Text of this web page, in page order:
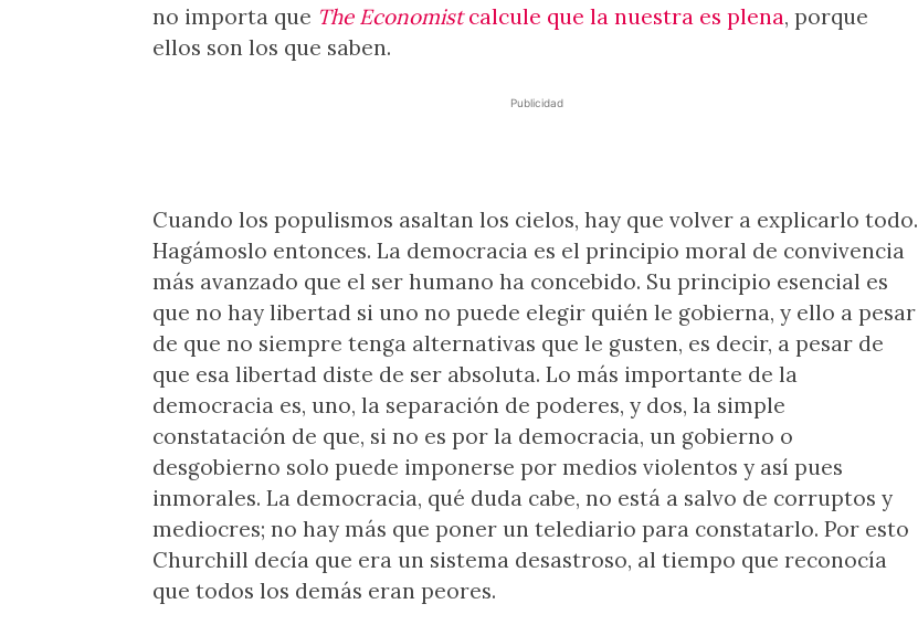
no importa que The Economistcalcule que la nuestra es plena, porque
ellos son los que saben.
Publicidad
Cuando los populismos asaltan los cielos, hay que volver a explicarlo todo.
Hagámoslo entonces. La democracia es el principio moral de convivencia
más avanzado que el ser humano ha concebido. Su principio esencial es
que no hay libertad si uno no puede elegir quién le gobierna, y ello a pesar
de que no siempre tenga alternativas que le gusten, es decir, a pesar de
que esa libertad diste de ser absoluta. Lo más importante de la
democracia es, uno, la separación de poderes, y dos, la simple
constatación de que, si no es por la democracia, un gobierno o
desgobierno solo puede imponerse por medios violentos y así pues
inmorales. La democracia, qué duda cabe, no está a salvo de corruptos y
mediocres; no hay más que poner un telediario para constatarlo. Por esto
Churchill decía que era un sistema desastroso, al tiempo que reconocía
que todos los demás eran peores.